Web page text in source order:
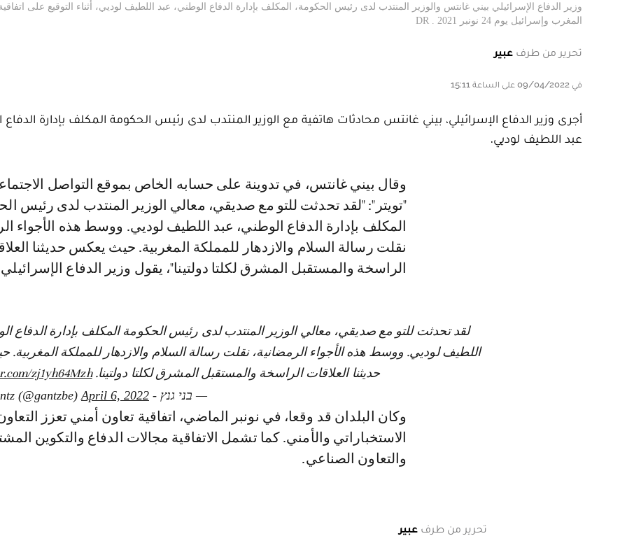
وزير الدفاع الإسرائيلي بيني غانتس والوزير المنتدب لدى رئيس الحكومة، المكلف بإدارة الدفاع الوطني، عبد اللطيف لوديي، أثناء التوقيع على
المغرب وإسرائيل يوم 24 نونبر 2021 . DR
تحرير من طرف عبير
في 09/04/2022 على الساعة 15:11
أجرى وزير الدفاع الإسرائيلي، بيني غانتس محادثات هاتفية مع الوزير المنتدب لدى رئيس الحكومة المكلف بإدارة الدفاع
عبد اللطيف لوديي.
وقال بيني غانتس، في تدوينة على حسابه الخاص بموقع التواصل الاجتماعي
"تويتر": "لقد تحدثت للتو مع صديقي، معالي الوزير المنتدب لدى رئيس
المكلف بإدارة الدفاع الوطني، عبد اللطيف لوديي. ووسط هذه الأجواء
نقلت رسالة السلام والازدهار للمملكة المغربية. حيث يعكس حديثنا
الراسخة والمستقبل المشرق لكلتا دولتينا"، يقول وزير الدفاع
لقد تحدثت للتو مع صديقي، معالي الوزير المنتدب لدى رئيس الحكومة المكلف بإدارة الدفاع
اللطيف لوديي. ووسط هذه الأجواء الرمضانية، نقلت رسالة السلام والازدهار للمملكة
حديثنا العلاقات الراسخة والمستقبل المشرق لكلتا دولتينا.zj1yh64Mzh
— בני גנץ - Benny Gantz (@gantzbe) April 6, 2022
وكان البلدان قد وقعا، في نونبر الماضي، اتفاقية تعاون أمني تعزز
الاستخباراتي والأمني. كما تشمل الاتفاقية مجالات الدفاع والتكوين
والتعاون الصناعي.
تحرير من طرف عبير